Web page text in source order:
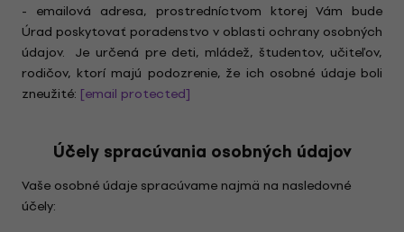
- emailová adresa, prostredníctvom ktorej Vám bude
Úrad poskytovať poradenstvo v oblasti ochrany osobných
údajov. Je určená pre deti, mládež, študentov, učiteľov,
rodičov, ktorí majú podozrenie, že ich osobné údaje boli
zneužité: [email protected]
Účely spracúvania osobných údajov
Vaše osobné údaje spracúvame najmä na nasledovné
účely: